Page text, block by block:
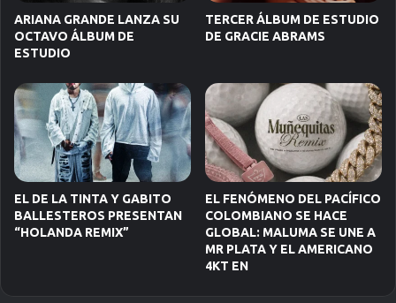
ARIANA GRANDE LANZA SU
OCTAVO ÁLBUM DE
ESTUDIO
TERCER ÁLBUM DE ESTUDIO
DE GRACIE ABRAMS
EL DE LA TINTA Y GABITO
BALLESTEROS PRESENTAN
“HOLANDA REMIX”
EL FENÓMENO DEL PACÍFICO
COLOMBIANO SE HACE
GLOBAL: MALUMA SE UNE A
MR PLATA Y EL AMERICANO
4KT EN